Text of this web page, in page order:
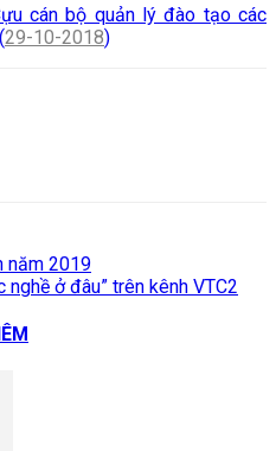
cán bộ quản lý đào tạo các
29-10-2018)
năm 2019
nghề ở đâu” trên kênh VTC2